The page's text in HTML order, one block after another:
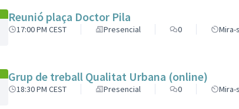
Reunió plaça Doctor Pila
17:00 PM CEST Presencial 0 Mira-
Grup de treball Qualitat Urbana (online)
18:30 PM CEST Presencial 0 Mira-